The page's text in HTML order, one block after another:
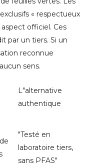
« respectueux
officiel. Ces
par un tiers. Si un
reconnue
sens.
L"alternative
authentique
"Testé en
laboratoire tiers,
sans PFAS"